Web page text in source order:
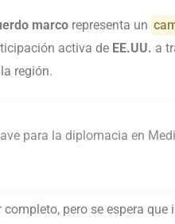
marco representa un
activa de EE.UU. a
región.
para la diplomacia en
pero se espera